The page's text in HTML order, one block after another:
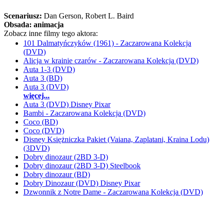
Scenariusz: Dan Gerson, Robert L. Baird
Obsada: animacja
Zobacz inne filmy tego aktora:
101 Dalmatyńczyków (1961) - Zaczarowana Kolekcja
(DVD)
Alicja w krainie czarów - Zaczarowana Kolekcja (DVD)
Auta 1-3 (DVD)
Auta 3 (BD)
Auta 3 (DVD)
więcej...
Auta 3 (DVD) Disney Pixar
Bambi - Zaczarowana Kolekcja (DVD)
Coco (BD)
Coco (DVD)
Disney Księżniczka Pakiet (Vaiana, Zaplatani, Kraina Lodu)
(3DVD)
Dobry dinozaur (2BD 3-D)
Dobry dinozaur (2BD 3-D) Steelbook
Dobry dinozaur (BD)
Dobry Dinozaur (DVD) Disney Pixar
Dzwonnik z Notre Dame - Zaczarowana Kolekcja (DVD)